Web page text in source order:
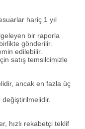
hariç 1 yıl
bir raporla
gönderilir.
edilebilir.
satış temsilcimizle
ancak en fazla üç
değiştirilmelidir.
hızlı rekabetçi teklif